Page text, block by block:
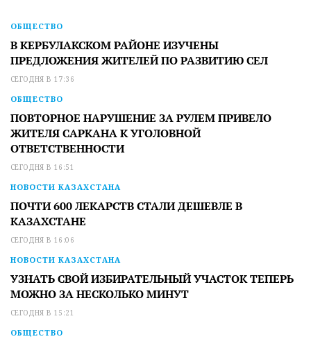
ОБЩЕСТВО
В КЕРБУЛАКСКОМ РАЙОНЕ ИЗУЧЕНЫ
ПРЕДЛОЖЕНИЯ ЖИТЕЛЕЙ ПО РАЗВИТИЮ СЕЛ
СЕГОДНЯ В 17:36
ОБЩЕСТВО
ПОВТОРНОЕ НАРУШЕНИЕ ЗА РУЛЕМ ПРИВЕЛО
ЖИТЕЛЯ САРКАНА К УГОЛОВНОЙ
ОТВЕТСТВЕННОСТИ
СЕГОДНЯ В 16:51
НОВОСТИ КАЗАХСТАНА
ПОЧТИ 600 ЛЕКАРСТВ СТАЛИ ДЕШЕВЛЕ В
КАЗАХСТАНЕ
СЕГОДНЯ В 16:06
НОВОСТИ КАЗАХСТАНА
УЗНАТЬ СВОЙ ИЗБИРАТЕЛЬНЫЙ УЧАСТОК ТЕПЕРЬ
МОЖНО ЗА НЕСКОЛЬКО МИНУТ
СЕГОДНЯ В 15:21
ОБЩЕСТВО